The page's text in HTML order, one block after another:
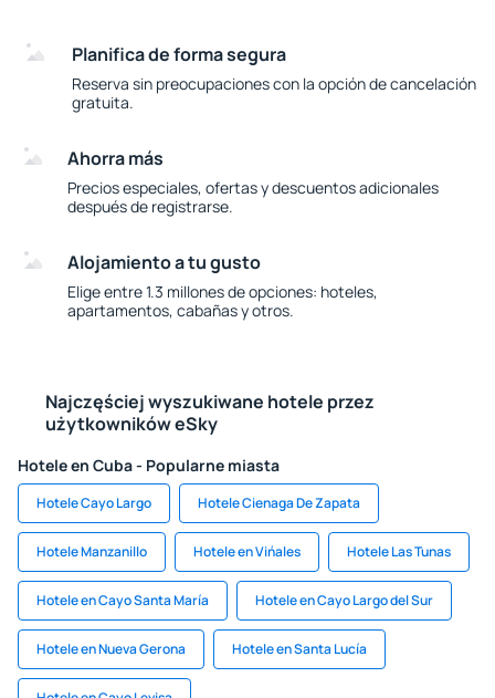
Planifica de forma segura
Reserva sin preocupaciones con la opción de cancelación
gratuita.
Ahorra más
Precios especiales, ofertas y descuentos adicionales
después de registrarse.
Alojamiento a tu gusto
Elige entre 1.3 millones de opciones: hoteles,
apartamentos, cabañas y otros.
Najczęściej wyszukiwane hotele przez
użytkowników eSky
Hotele en Cuba - Popularne miasta
Hotele Cayo Largo Hotele Cienaga De Zapata
Hotele Manzanillo Hotele en Vińales Hotele Las Tunas
Hotele en Cayo Santa María Hotele en Cayo Largo del Sur
Hotele en Nueva Gerona Hotele en Santa Lucía